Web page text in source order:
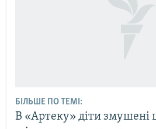
БІЛЬШЕ ПО ТЕМІ:
В «Артеку» діти